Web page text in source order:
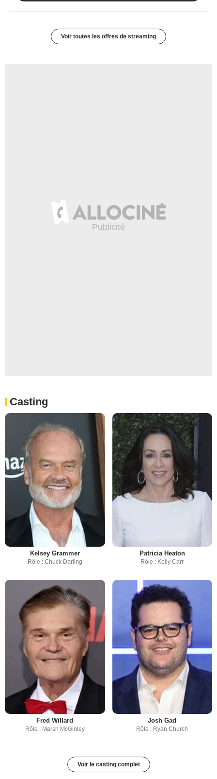
Voir toutes les offres de streaming
Casting
Kelsey Grammer
Rôle : Chuck Darling
Patricia Heaton
Rôle : Kelly Carr
Fred Willard
Rôle : Marsh McGinley
Josh Gad
Rôle : Ryan Church
Voir le casting complet